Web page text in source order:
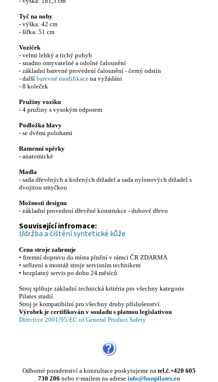
Tyč na nohy
- výška: 42 cm
- šířka: 51 cm
Vozíček
- velmi lehký a tichý pohyb
- snadno omyvatelné a odolné čalounění
- základní barevné provedení čalounění - černý odstín
- další barevné modifikace na vyžádání
- 8 koleček
Pružiny vozíku
- 4 pružiny s vysokým odporem
Podložka hlavy
- se dvěmi polohami
Ramenní opěrky
- anatomické
Madla
- sada dřevěných a kožených držadel a sada nylonových držadel s
dvojitou smyčkou
Možnosti designu
- základní provedení dřevěné konstrukce - dubové dřevo
Související infromace:
Údržba a čištění syntetické kůže
Cena stroje zahrnuje
• firemní dopravu do místa plnění v rámci ČR ZDARMA
• seřízení a montáž stroje servisním technikem
• bezplatný servis po dobu 24.měsíců
Stroj splňuje základní technická kritéria pro všechny kategorie
Pilates studií.
Stroj je kompatibilní pro všechny druhy příslušenství.
Výrobek je certifikován v souladu s platnou legislativou
Directive 2001/95/EC of General Product Safety
Odborné poradenství a konzultace poskytujeme na tel.č.+420 605
730 206 nebo e-mailem na adrese info@bonpilates.eu